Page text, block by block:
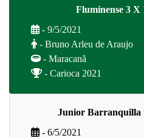
Fluminense 3 X
- 9/5/2021
- Bruno Arleu de Araujo
- Maracanã
- Carioca 2021
Junior Barranquilla
- 6/5/2021